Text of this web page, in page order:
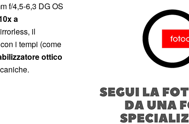
f/4,5-6,3 DG OS
a
il
i tempi (come
ottico